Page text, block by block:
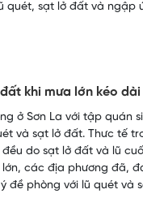
quét, sạt lở đất và ngập
khi mưa lớn kéo dài
ở Sơn La với tập quán
và sạt lở đất. Thưc tế
do sạt lở đất và lũ
các địa phương đã,
đề phòng với lũ quét và